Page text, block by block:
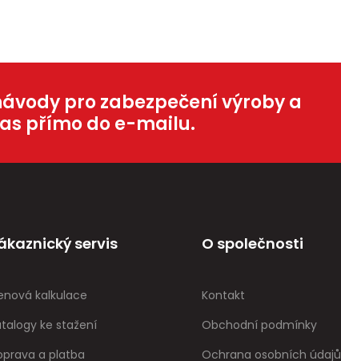
pro zabezpečení výroby a
přímo do e-mailu.
servis
kalkulace
ke stažení
a platba
O společnosti
Kontakt
Obchodní podmínky
Ochrana osobních údajů